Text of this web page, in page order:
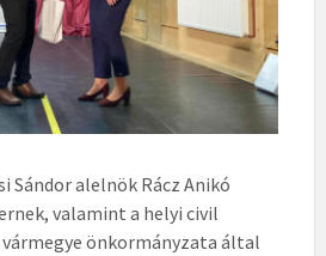
Sándor alelnök Rácz Anikó
valamint a helyi civil
önkormányzata által